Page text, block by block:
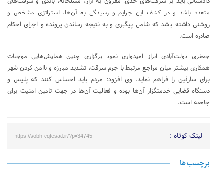
متعدد باشد و در کشف این جرایم و رسیدگی به آن‌ها، استراتژی مشخص و
روشنی داشته باشد که شامل پیگیری و به نتیجه رساندن پرونده و اجرای احکام
صادره است.
جعفری دولت‌آبادی ابراز امیدواری نمود برگزاری چنین همایش‌هایی موجبات
همکاری بیشتر میان مراجع مرتبط با جرم سرقت، تشدید مبارزه و ناامن کردن شهر
برای سارقین را فراهم نماید. وی افزود: مردم باید احساس کنند که پلیس و
دستگاه قضایی خدمتگزار آن‌ها بوده و فعالیت آن‌ها در جهت تامین امنیت برای
جامعه است.
لینک کوتاه : https://sobh-eqtesad.ir/?p=34745
برچسب ها